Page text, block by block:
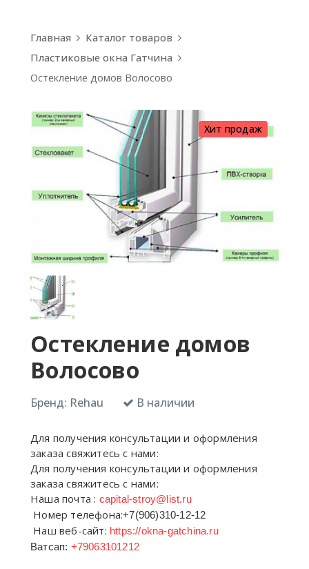
Главная
Каталог товаров
Пластиковые окна Гатчина
Остекление домов Волосово
Хит продаж
Остекление домов
Волосово
Бренд: Rehau В наличии
Для получения консультации и оформления
заказа свяжитесь с нами:
Для получения консультации и оформления
заказа свяжитесь с нами:
Наша почта : capital-stroy@list.ru
Номер телефона:+7(906)310-12-12
Наш веб-сайт: https://okna-gatchina.ru
Ватсап: +79063101212